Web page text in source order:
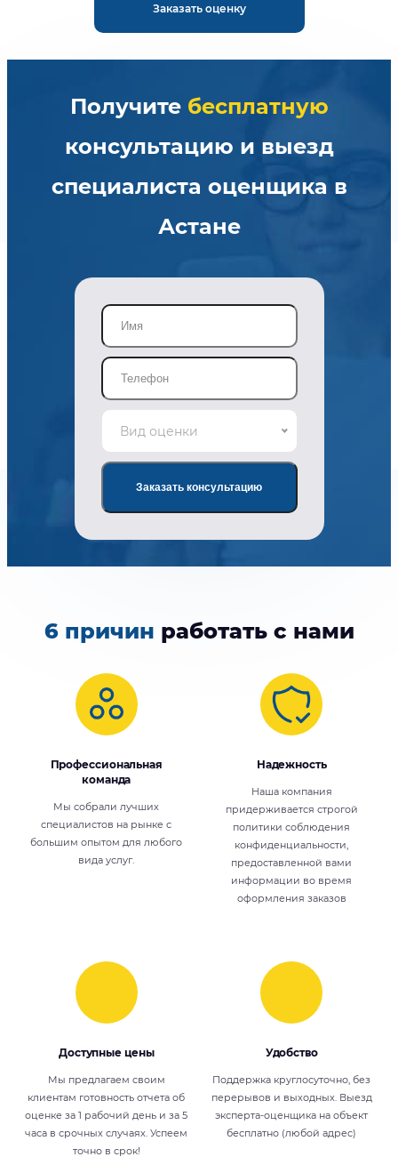
Заказать оценку
Получите бесплатную
консультацию и выезд
специалиста оценщика в
Астане
Вид оценки
Заказать консультацию
6 причин работать с нами
Профессиональная
команда
Мы собрали лучших
специалистов на рынке с
большим опытом для любого
вида услуг.
Надежность
Наша компания
придерживается строгой
политики соблюдения
конфиденциальности,
предоставленной вами
информации во время
оформления заказов
Доступные цены
Мы предлагаем своим
клиентам готовность отчета об
оценке за 1 рабочий день и за 5
часа в срочных случаях. Успеем
точно в срок!
Удобство
Поддержка круглосуточно, без
перерывов и выходных. Выезд
эксперта-оценщика на объект
бесплатно (любой адрес)